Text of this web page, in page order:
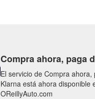
Compra ahora, paga
El servicio de Compra
Klarna está ahora disponible
OReillyAuto.com